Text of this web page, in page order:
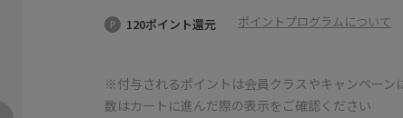
120ポイント還元 ポイントプログラムについて
※付与されるポイントは会員クラスやキャンペーン
数はカートに進んだ際の表示をご確認ください